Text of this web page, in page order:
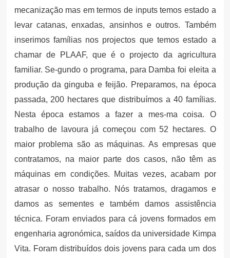
mecanização mas em termos de inputs temos estado a
levar catanas, enxadas, ansinhos e outros. Também
inserimos famílias nos projectos que temos estado a
chamar de PLAAF, que é o projecto da agricultura
familiar. Se-gundo o programa, para Damba foi eleita a
produção da ginguba e feijão. Preparamos, na época
passada, 200 hectares que distribuímos a 40 famílias.
Nesta época estamos a fazer a mes-ma coisa. O
trabalho de lavoura já começou com 52 hectares. O
maior problema são as máquinas. As empresas que
contratamos, na maior parte dos casos, não têm as
máquinas em condições. Muitas vezes, acabam por
atrasar o nosso trabalho. Nós tratamos, dragamos e
damos as sementes e também damos assistência
técnica. Foram enviados para cá jovens formados em
engenharia agronómica, saídos da universidade Kimpa
Vita. Foram distribuídos dois jovens para cada um dos